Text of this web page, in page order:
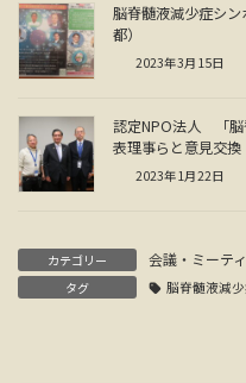
脳脊髄液減少症シ
都）
2023年3月15日
認定NPO法人 「脳
表理事らと意見交換
2023年1月22日
カテゴリー 会議・ミーテ
タグ 脳脊髄液減